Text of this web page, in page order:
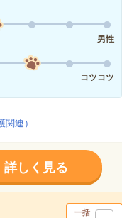
男性
コツコツ
連）
詳しく見る
一括